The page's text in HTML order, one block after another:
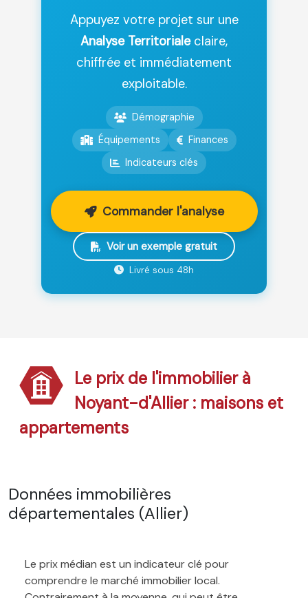
Appuyez votre projet sur une
Analyse Territorialeclaire,
chiffrée et immédiatement
exploitable.
Démographie
Équipements
Finances
Indicateurs clés
Commander l'analyse
Voir un exemple gratuit
Livré sous 48h
Le prix de l'immobilier à
Noyant-d'Allier : maisons et
appartements
Données immobilières
départementales (Allier)
Le prix médian est un indicateur clé pour
comprendre le marché immobilier local.